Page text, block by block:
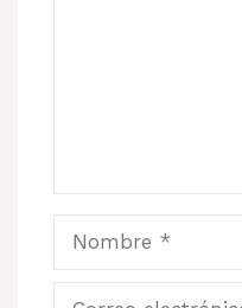
Nombre